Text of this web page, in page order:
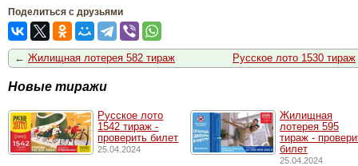
Поделиться с друзьями
← Жилищная лотерея 582 тираж Русское лото 1530 тираж
Новые тиражи
Русское лото
1542 тирaж -
проверить билет
25.04.2024
Жилищная
лотерея 595
тираж -
билет
25.04.2024